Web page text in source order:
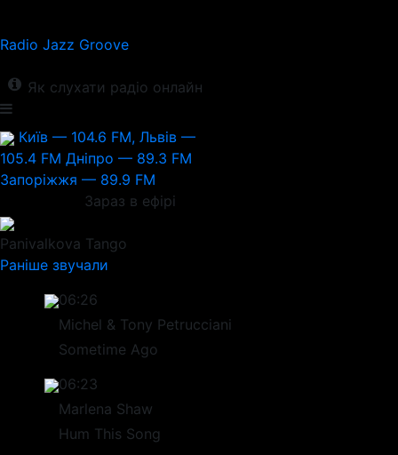
Radio Jazz Groove
Як слухати радіо онлайн
Київ — 104.6 FM, Львів —
105.4 FM Дніпро — 89.3 FM
Запоріжжя — 89.9 FM
Зараз в ефірі
Panivalkova Tango
Раніше звучали
06:26
Michel & Tony Petrucciani
Sometime Ago
06:23
Marlena Shaw
Hum This Song